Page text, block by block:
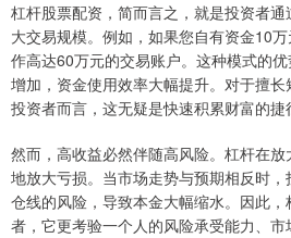
杠杆股票配资，简而言之，就是投资者
大交易规模。例如，如果您自有资金10
作高达60万元的交易账户。这种模式的
增加，资金使用效率大幅提升。对于擅
投资者而言，这无疑是快速积累财富的捷
然而，高收益必然伴随高风险。杠杆在
地放大亏损。当市场走势与预期相反时
仓线的风险，导致本金大幅缩水。因此
者，它更考验一个人的风险承受能力、市